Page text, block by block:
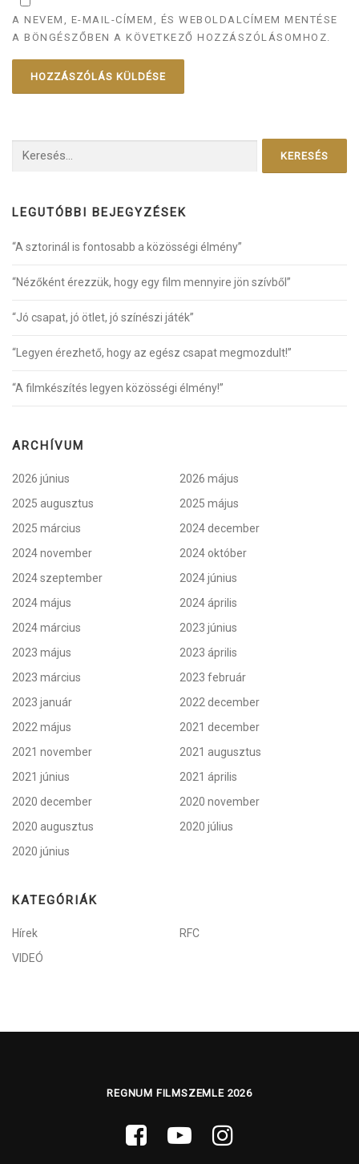
A NEVEM, E-MAIL-CÍMEM, ÉS WEBOLDALCÍMEM MENTÉSE
A BÖNGÉSZŐBEN A KÖVETKEZŐ HOZZÁSZÓLÁSOMHOZ.
LEGUTÓBBI BEJEGYZÉSEK
“A sztorinál is fontosabb a közösségi élmény”
“Nézőként érezzük, hogy egy film mennyire jön szívből”
“Jó csapat, jó ötlet, jó színészi játék”
“Legyen érezhető, hogy az egész csapat megmozdult!”
“A filmkészítés legyen közösségi élmény!”
ARCHÍVUM
2026 június
2026 május
2025 augusztus
2025 május
2025 március
2024 december
2024 november
2024 október
2024 szeptember
2024 június
2024 május
2024 április
2024 március
2023 június
2023 május
2023 április
2023 március
2023 február
2023 január
2022 december
2022 május
2021 december
2021 november
2021 augusztus
2021 június
2021 április
2020 december
2020 november
2020 augusztus
2020 július
2020 június
KATEGÓRIÁK
Hírek
RFC
VIDEÓ
REGNUM FILMSZEMLE 2026